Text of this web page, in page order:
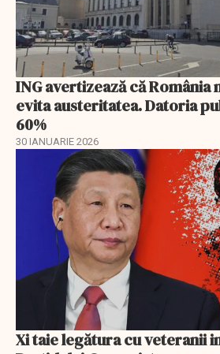
ING avertizează că România
evita austeritatea. Datoria
60%
30 IANUARIE 2026
Xi taie legătura cu veteranii